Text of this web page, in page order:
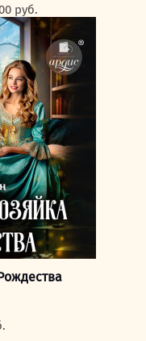
руб..
руб.
цена:
299,00 руб..